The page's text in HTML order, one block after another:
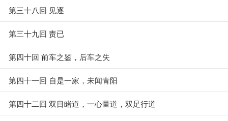
第三十八回 见逐
第三十九回 责已
第四十回 前车之鉴，后车之失
第四十一回 自是一家，未闻青阳
第四十二回 双目睹道，一心量道，双足行道